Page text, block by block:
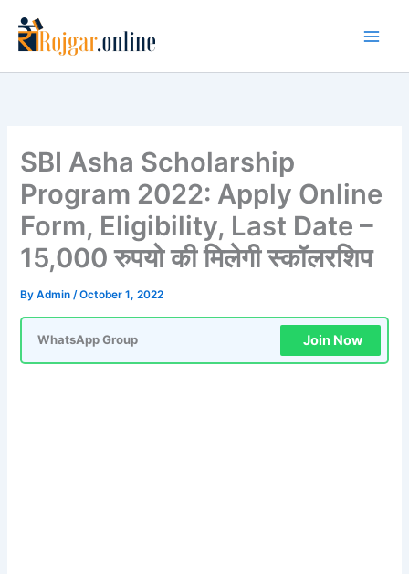
content
SBI Asha Scholarship
Program 2022: Apply Online
Form, Eligibility, Last Date –
15,000 रुपयो की मिलेगी स्कॉलरशिप
ByAdmin/October 1, 2022
WhatsApp Group Join Now